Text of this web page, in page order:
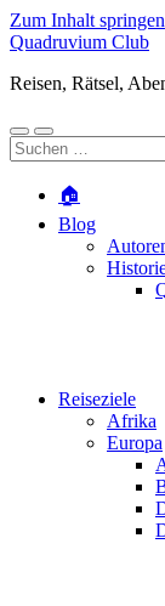
Zum Inhalt springen
Quadruvium Club
Reisen, Rätsel,
Mobile-
Menü
Suchfeld
ein-/ausblenden
Suchen
nach:
🏠
Blog
Reiseziele
Afrika
Europa